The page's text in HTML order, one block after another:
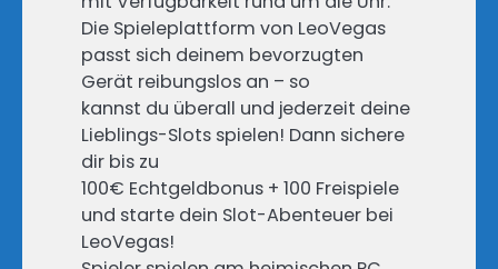
Die Spieleplattform von LeoVegas
passt sich deinem bevorzugten
Gerät reibungslos an – so
kannst du überall und jederzeit deine
Lieblings-Slots spielen! Dann sichere
dir bis zu
100€ Echtgeldbonus + 100 Freispiele
und starte dein Slot-Abenteuer bei
LeoVegas!